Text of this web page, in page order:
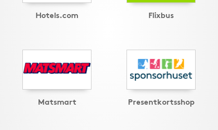
Hotels.com Flixbus
Matsmart Presentkortsshop